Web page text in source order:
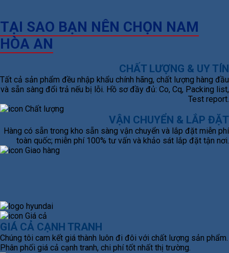
TẠI SAO BẠN NÊN CHỌN NAM
HÒA AN
CHẤT LƯỢNG & UY TÍN
Tất cả sản phẩm đều nhập khẩu chính hãng, chất lượng hàng đầu
và sẵn sàng đổi trả nếu bị lỗi. Hồ sơ đầy đủ: Co, Cq, Packing list,
Test report.
VẬN CHUYỂN & LẮP ĐẶT
Hàng có sẵn trong kho sẵn sàng vận chuyển và lắp đặt miễn phí
toàn quốc; miễn phí 100% tư vấn và khảo sát lắp đặt tận nơi.
GIÁ CẢ CẠNH TRANH
Chúng tôi cam kết giá thành luôn đi đôi với chất lượng sản phẩm.
Phân phối giá cả cạnh tranh, chi phí tốt nhất thị trường.